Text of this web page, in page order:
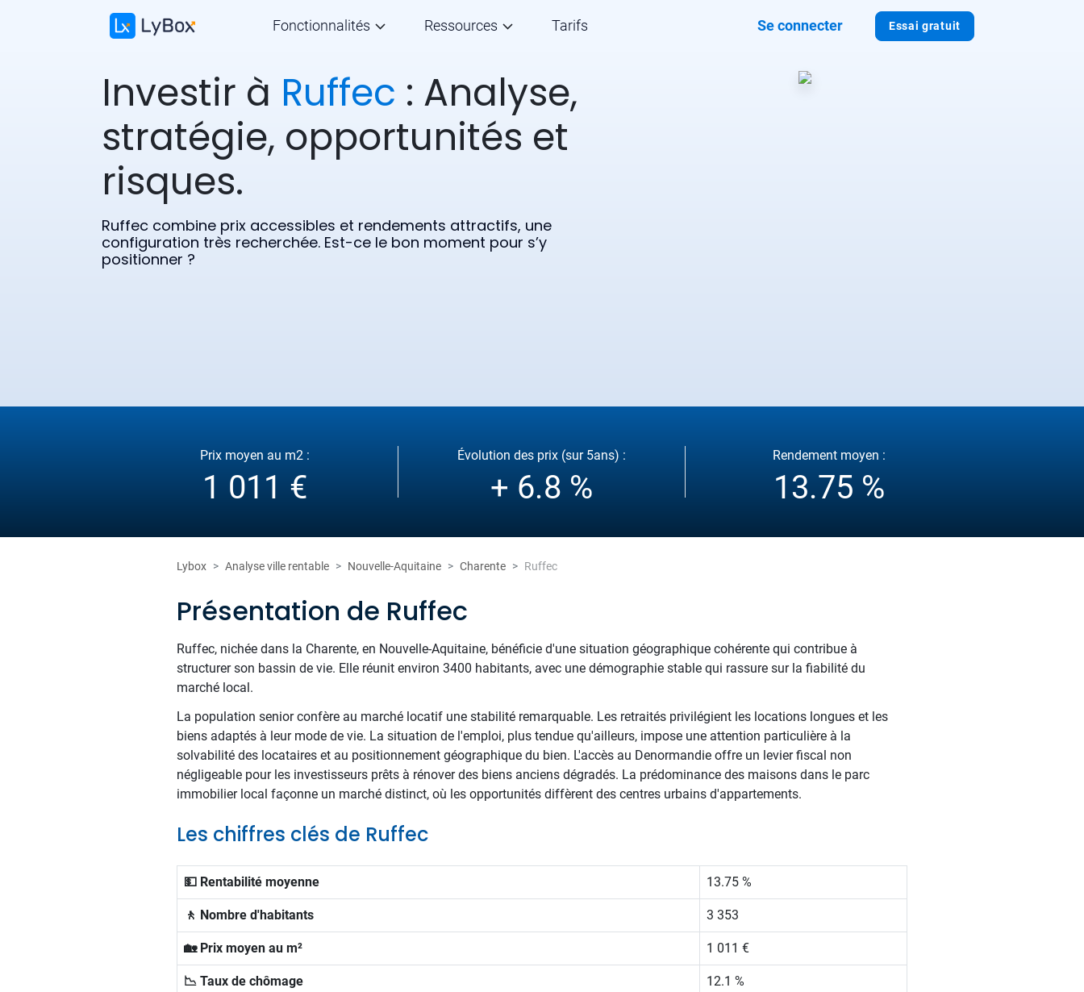
Essai gratuit
Fonctionnalités Ressources Tarifs Se connecter
Investir à Ruffec : Analyse,
stratégie, opportunités et
risques.
Ruffec combine prix accessibles et rendements attractifs, une
configuration très recherchée. Est-ce le bon moment pour s’y
positionner ?
Prix moyen au m2 :
1 011 €
Évolution des prix (sur 5ans) :
+ 6.8 %
Rendement moyen :
13.75 %
Lybox Analyse ville rentable Nouvelle-Aquitaine Charente Ruffec
Présentation de Ruffec
Ruffec, nichée dans la Charente, en Nouvelle-Aquitaine, bénéficie d'une situation géographique cohérente qui contribue à
structurer son bassin de vie. Elle réunit environ 3400 habitants, avec une démographie stable qui rassure sur la fiabilité du
marché local.
La population senior confère au marché locatif une stabilité remarquable. Les retraités privilégient les locations longues et les
biens adaptés à leur mode de vie. La situation de l'emploi, plus tendue qu'ailleurs, impose une attention particulière à la
solvabilité des locataires et au positionnement géographique du bien. L'accès au Denormandie offre un levier fiscal non
négligeable pour les investisseurs prêts à rénover des biens anciens dégradés. La prédominance des maisons dans le parc
immobilier local façonne un marché distinct, où les opportunités diffèrent des centres urbains d'appartements.
Les chiffres clés de Ruffec
💵 Rentabilité moyenne 13.75 %
🚶 Nombre d'habitants 3 353
🏡 Prix moyen au m² 1 011 €
📉 Taux de chômage 12.1 %